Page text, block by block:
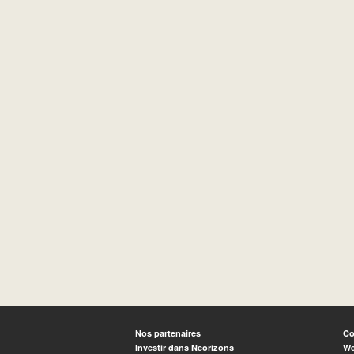
Nos partenaires
Investir dans Neorizons